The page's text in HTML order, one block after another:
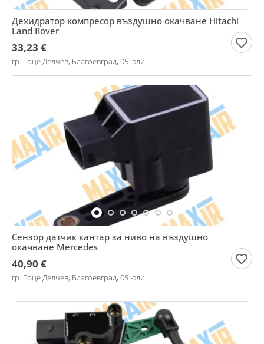
Дехидратор компресор въздушно окачване Hitachi
Land Rover
33,23 €
гр. Гоце Делчев, Благоевград, 05 юли
Сензор датчик кантар за ниво на въздушно
окачване Mercedes
40,90 €
гр. Гоце Делчев, Благоевград, 05 юли